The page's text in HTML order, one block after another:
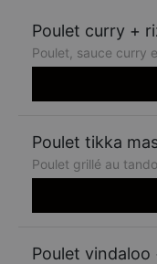
Poulet curry +
Poulet, sauce curry
Poulet tikka
Poulet grillé au
Poulet vindaloo